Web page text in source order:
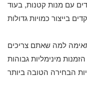
עם מנות קטנות, בעוד
למה שאתם צריכים
מינימליות גבוהות